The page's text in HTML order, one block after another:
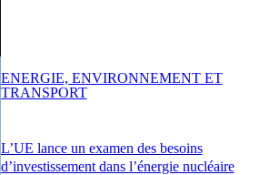
L’UE lance un examen des besoins
d’investissement dans l’énergie nucléaire
ENERGIE, ENVIRONNEMENT ET
TRANSPORT